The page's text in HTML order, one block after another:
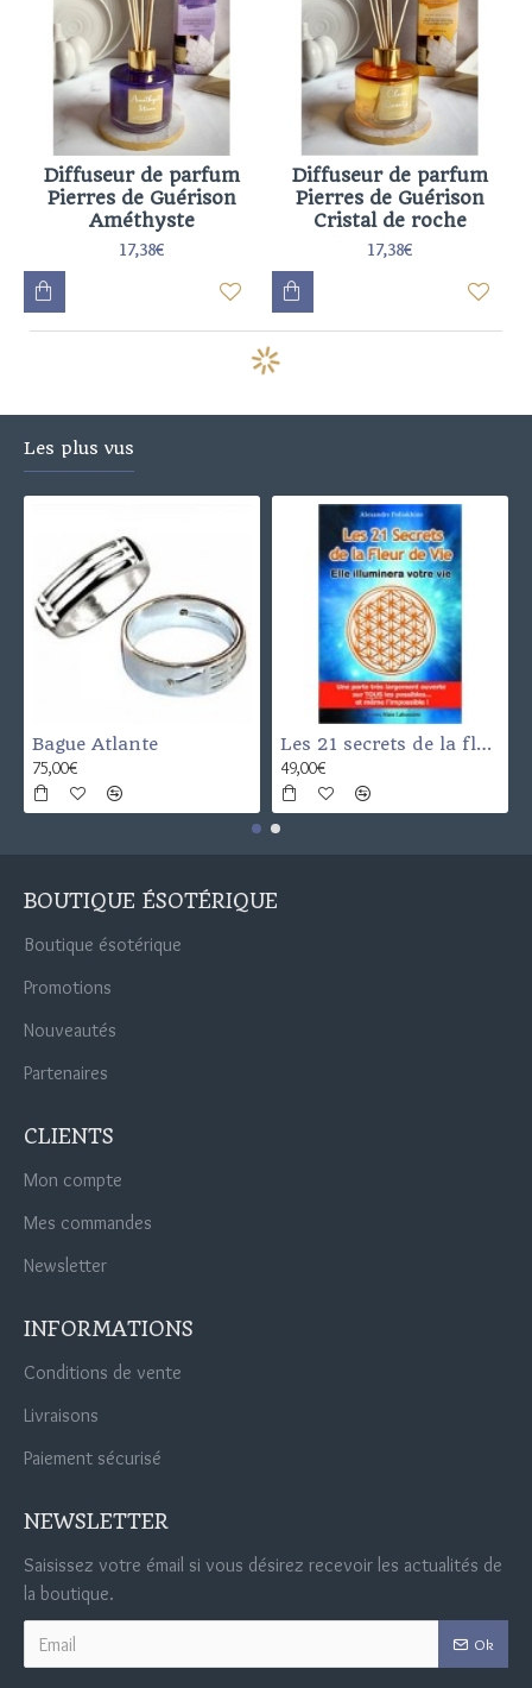
Diffuseur de parfum
Pierres de Guérison
Améthyste
17,38€
Diffuseur de parfum
Pierres de Guérison
Cristal de roche
17,38€
Les plus vus
Bague Atlante
75,00€
Les 21 secrets de la fleur de vie
49,00€
BOUTIQUE ÉSOTÉRIQUE
Boutique ésotérique
Promotions
Nouveautés
Partenaires
CLIENTS
Mon compte
Mes commandes
Newsletter
INFORMATIONS
Conditions de vente
Livraisons
Paiement sécurisé
NEWSLETTER
Saisissez votre émail si vous désirez recevoir les actualités de
la boutique.
Ok